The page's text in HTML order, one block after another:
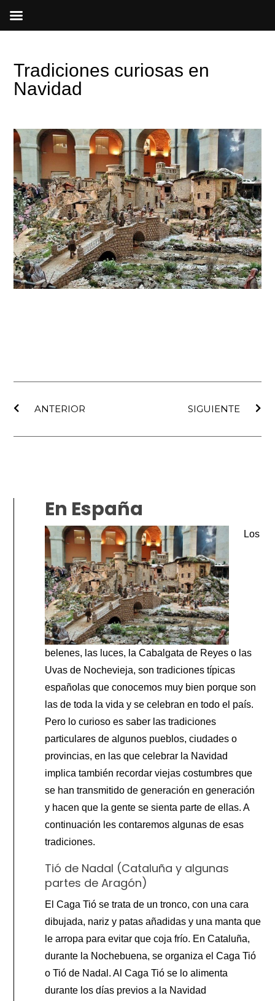
Tradiciones curiosas en
Navidad
ANTERIOR
SIGUIENTE
En España
Los
belenes, las luces, la Cabalgata de Reyes o las
Uvas de Nochevieja, son tradiciones típicas
españolas que conocemos muy bien porque son
las de toda la vida y se celebran en todo el país.
Pero lo curioso es saber las tradiciones
particulares de algunos pueblos, ciudades o
provincias, en las que celebrar la Navidad
implica también recordar viejas costumbres que
se han transmitido de generación en generación
y hacen que la gente se sienta parte de ellas. A
continuación les contaremos algunas de esas
tradiciones.
Tió de Nadal (Cataluña y algunas
partes de Aragón)
El Caga Tió se trata de un tronco, con una cara
dibujada, nariz y patas añadidas y una manta que
le arropa para evitar que coja frío. En Cataluña,
durante la Nochebuena, se organiza el Caga Tió
o Tió de Nadal. Al Caga Tió se lo alimenta
durante los días previos a la Navidad